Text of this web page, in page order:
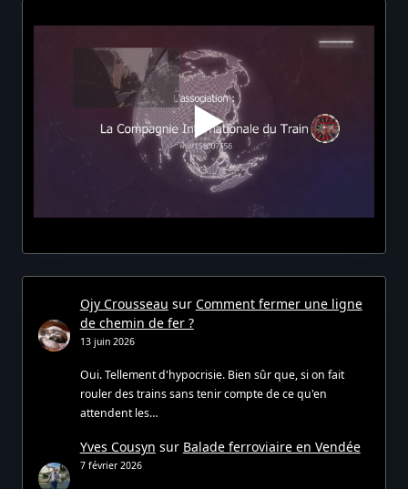
Ojy Crousseau sur Comment fermer une ligne
de chemin de fer ?
13 juin 2026
Oui. Tellement d'hypocrisie. Bien sûr que, si on fait
rouler des trains sans tenir compte de ce qu'en
attendent les…
Yves Cousyn sur Balade ferroviaire en Vendée
7 février 2026